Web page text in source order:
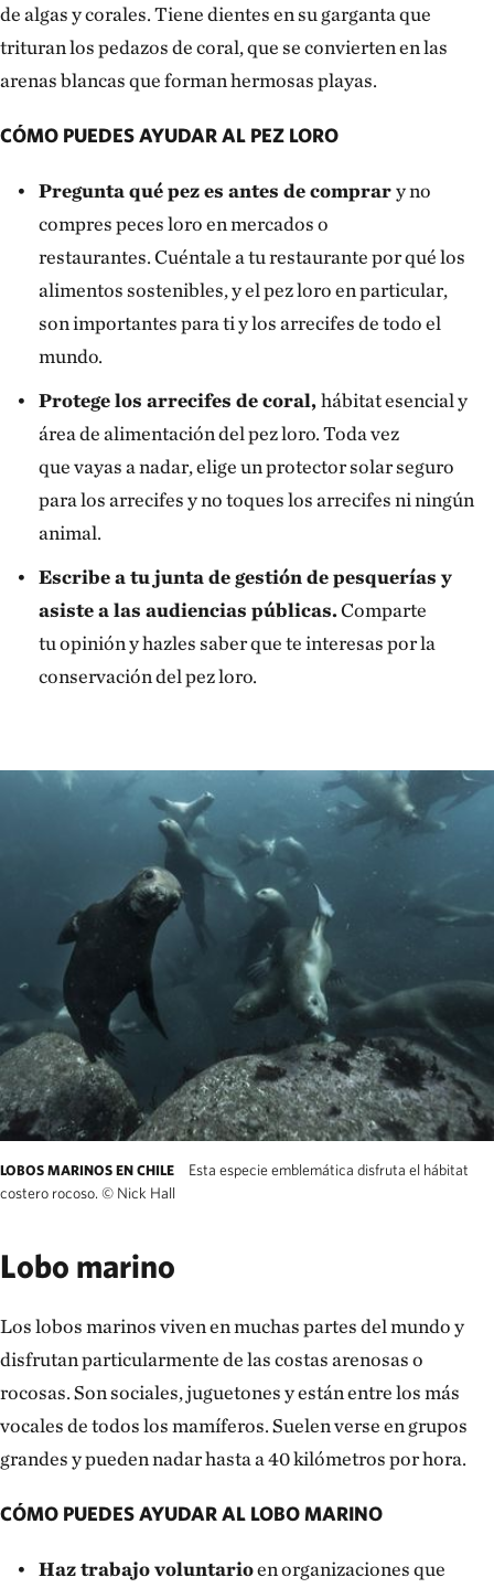
de algas y corales. Tiene dientes en su garganta que
trituran los pedazos de coral, que se convierten en las
arenas blancas que forman hermosas playas.
CÓMO PUEDES AYUDAR AL PEZ LORO
Pregunta qué pez es antes de comprary no
compres peces loro en mercados o
restaurantes. Cuéntale a tu restaurante por qué los
alimentos sostenibles, y el pez loro en particular,
son importantes para ti y los arrecifes de todo el
mundo.
Protege los arrecifes de coral,hábitat esencial y
área de alimentación del pez loro. Toda vez
que vayas a nadar, elige un protector solar seguro
para los arrecifes y no toques los arrecifes ni ningún
animal.
Escribe a tu junta de gestión de pesquerías y
asiste a las audiencias públicas.Comparte
tu opinión y hazles saber que te interesas por la
conservación del pez loro.
LOBOS MARINOS EN CHILE
Esta especie emblemática disfruta el hábitat
costero rocoso. © Nick Hall
Lobo marino
Los lobos marinos viven en muchas partes del mundo y
disfrutan particularmente de las costas arenosas o
rocosas. Son sociales, juguetones y están entre los más
vocales de todos los mamíferos. Suelen verse en grupos
grandes y pueden nadar hasta a 40 kilómetros por hora.
CÓMO PUEDES AYUDAR AL LOBO MARINO
Haz trabajo voluntarioen organizaciones que